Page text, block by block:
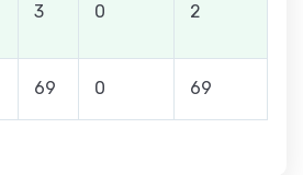
3 0 2
69 0 69